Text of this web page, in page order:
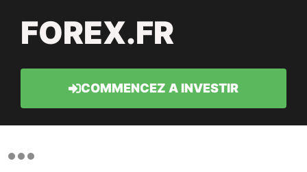
FOREX.FR
COMMENCEZ A INVESTIR